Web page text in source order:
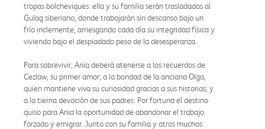
tropas bolcheviques: ella y su familia serán trasladados al
Gulag siberiano, donde trabajarán sin descanso bajo un
frío inclemente, arriesgando cada día su integridad física y
viviendo bajo el despiadado peso de la desesperanza.
Para sobrevivir, Ania deberá atenerse a los recuerdos de
Cezlaw, su primer amor; a la bondad de la anciana Olga,
quien mantiene viva su curiosidad gracias a sus historias; y
a la tierna devoción de sus padres. Por fortuna el destino
quiso para Ania la oportunidad de abandonar el trabajo
forzado y emigrar. Junto con su familia y otros muchos